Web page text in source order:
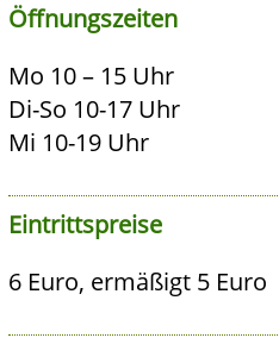
Öffnungszeiten
Mo 10 – 15 Uhr
Di-So 10-17 Uhr
Mi 10-19 Uhr
Eintrittspreise
6 Euro, ermäßigt 5 Euro